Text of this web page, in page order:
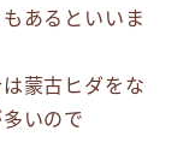
あるといいま
蒙古ヒダをな
いので